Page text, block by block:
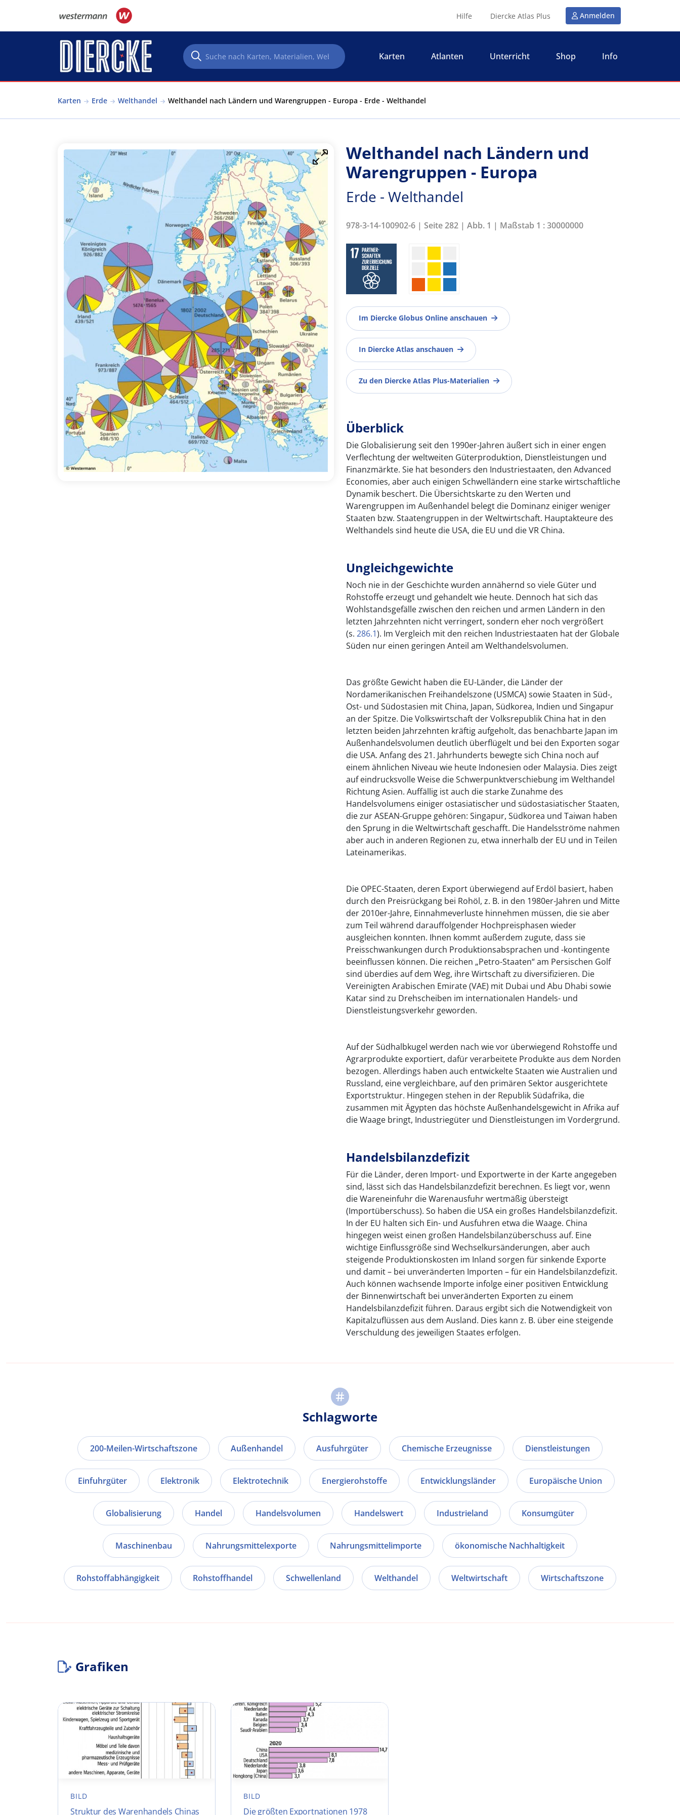
Hilfe Diercke Atlas Plus Anmelden
Karten Atlanten Unterricht Shop Info
Karten Erde Welthandel Welthandel nach Ländern und Warengruppen - Europa - Erde - Welthandel
Welthandel nach Ländern und
Warengruppen - Europa
Erde - Welthandel
978-3-14-100902-6 | Seite 282 | Abb. 1 | Maßstab 1 : 30000000
Im Diercke Globus Online anschauen
In Diercke Atlas anschauen
Zu den Diercke Atlas Plus-Materialien
Überblick
Die Globalisierung seit den 1990er-Jahren äußert sich in einer engen
Verflechtung der weltweiten Güterproduktion, Dienstleistungen und
Finanzmärkte. Sie hat besonders den Industriestaaten, den Advanced
Economies, aber auch einigen Schwelländern eine starke wirtschaftliche
Dynamik beschert. Die Übersichtskarte zu den Werten und
Warengruppen im Außenhandel belegt die Dominanz einiger weniger
Staaten bzw. Staatengruppen in der Weltwirtschaft. Hauptakteure des
Welthandels sind heute die USA, die EU und die VR China.
Ungleichgewichte
Noch nie in der Geschichte wurden annähernd so viele Güter und
Rohstoffe erzeugt und gehandelt wie heute. Dennoch hat sich das
Wohlstandsgefälle zwischen den reichen und armen Ländern in den
letzten Jahrzehnten nicht verringert, sondern eher noch vergrößert
(s. 286.1). Im Vergleich mit den reichen Industriestaaten hat der Globale
Süden nur einen geringen Anteil am Welthandelsvolumen.
Das größte Gewicht haben die EU-Länder, die Länder der
Nordamerikanischen Freihandelszone (USMCA) sowie Staaten in Süd-,
Ost- und Südostasien mit China, Japan, Südkorea, Indien und Singapur
an der Spitze. Die Volkswirtschaft der Volksrepublik China hat in den
letzten beiden Jahrzehnten kräftig aufgeholt, das benachbarte Japan im
Außenhandelsvolumen deutlich überflügelt und bei den Exporten sogar
die USA. Anfang des 21. Jahrhunderts bewegte sich China noch auf
einem ähnlichen Niveau wie heute Indonesien oder Malaysia. Dies zeigt
auf eindrucksvolle Weise die Schwerpunktverschiebung im Welthandel
Richtung Asien. Auffällig ist auch die starke Zunahme des
Handelsvolumens einiger ostasiatischer und südostasiatischer Staaten,
die zur ASEAN-Gruppe gehören: Singapur, Südkorea und Taiwan haben
den Sprung in die Weltwirtschaft geschafft. Die Handelsströme nahmen
aber auch in anderen Regionen zu, etwa innerhalb der EU und in Teilen
Lateinamerikas.
Die OPEC-Staaten, deren Export überwiegend auf Erdöl basiert, haben
durch den Preisrückgang bei Rohöl, z. B. in den 1980er-Jahren und Mitte
der 2010er-Jahre, Einnahmeverluste hinnehmen müssen, die sie aber
zum Teil während darauffolgender Hochpreisphasen wieder
ausgleichen konnten. Ihnen kommt außerdem zugute, dass sie
Preisschwankungen durch Produktionsabsprachen und -kontingente
beeinflussen können. Die reichen „Petro-Staaten“ am Persischen Golf
sind überdies auf dem Weg, ihre Wirtschaft zu diversifizieren. Die
Vereinigten Arabischen Emirate (VAE) mit Dubai und Abu Dhabi sowie
Katar sind zu Drehscheiben im internationalen Handels- und
Dienstleistungsverkehr geworden.
Auf der Südhalbkugel werden nach wie vor überwiegend Rohstoffe und
Agrarprodukte exportiert, dafür verarbeitete Produkte aus dem Norden
bezogen. Allerdings haben auch entwickelte Staaten wie Australien und
Russland, eine vergleichbare, auf den primären Sektor ausgerichtete
Exportstruktur. Hingegen stehen in der Republik Südafrika, die
zusammen mit Ägypten das höchste Außenhandelsgewicht in Afrika auf
die Waage bringt, Industriegüter und Dienstleistungen im Vordergrund.
Handelsbilanzdefizit
Für die Länder, deren Import- und Exportwerte in der Karte angegeben
sind, lässt sich das Handelsbilanzdefizit berechnen. Es liegt vor, wenn
die Wareneinfuhr die Warenausfuhr wertmäßig übersteigt
(Importüberschuss). So haben die USA ein großes Handelsbilanzdefizit.
In der EU halten sich Ein- und Ausfuhren etwa die Waage. China
hingegen weist einen großen Handelsbilanzüberschuss auf. Eine
wichtige Einflussgröße sind Wechselkursänderungen, aber auch
steigende Produktionskosten im Inland sorgen für sinkende Exporte
und damit – bei unveränderten Importen – für ein Handelsbilanzdefizit.
Auch können wachsende Importe infolge einer positiven Entwicklung
der Binnenwirtschaft bei unveränderten Exporten zu einem
Handelsbilanzdefizit führen. Daraus ergibt sich die Notwendigkeit von
Kapitalzuflüssen aus dem Ausland. Dies kann z. B. über eine steigende
Verschuldung des jeweiligen Staates erfolgen.
Schlagworte
200-Meilen-Wirtschaftszone Außenhandel Ausfuhrgüter Chemische Erzeugnisse Dienstleistungen
Einfuhrgüter Elektronik Elektrotechnik Energierohstoffe Entwicklungsländer Europäische Union
Globalisierung Handel Handelsvolumen Handelswert Industrieland Konsumgüter
Maschinenbau Nahrungsmittelexporte Nahrungsmittelimporte ökonomische Nachhaltigkeit
Rohstoffabhängigkeit Rohstoffhandel Schwellenland Welthandel Weltwirtschaft Wirtschaftszone
Grafiken
BILD
Struktur des Warenhandels Chinas
BILD
Die größten Exportnationen 1978